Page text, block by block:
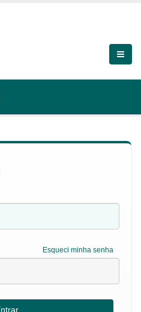
Esqueci minha senha